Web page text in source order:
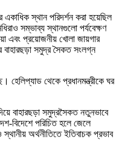
একাধিক স্থান পরিদর্শন করা হয়েছিল
সম্ভাব্য স্থানগুলো পর্যবেক্ষণ
এবং প্রয়োজনীয় খোলা জায়গার
সমুদ্র সৈকত সংলগ্ন
হেলিপ্যাড থেকে প্রধানমন্ত্রীকে ঘর
বাহারছড়া সমুদ্রসৈকত নতুনভাবে
বিদেশে পরিচিত হলে জেলে
অর্থনীতিতে ইতিবাচক প্রভাব